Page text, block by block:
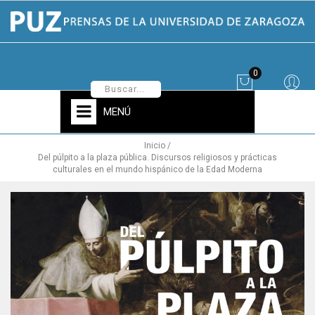
0
MENÚ
Inicio
Del púlpito a la plaza pública. Discursos religiosos y prácticas
culturales en el mundo hispánico de la Edad Moderna